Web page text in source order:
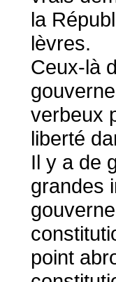
la
lèvres.
Ceux-là
verbeux
liberté
Il y a de
grandes
point